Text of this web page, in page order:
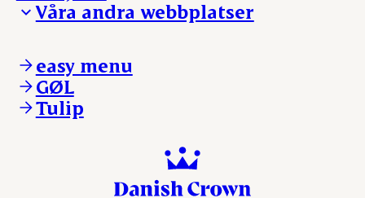
Visselblåsning
Våra ställen
Våra andra webbplatser
ESS-FOOD.com
KLS.se
nordicspoor.com
easy menu
GØL
Tulip